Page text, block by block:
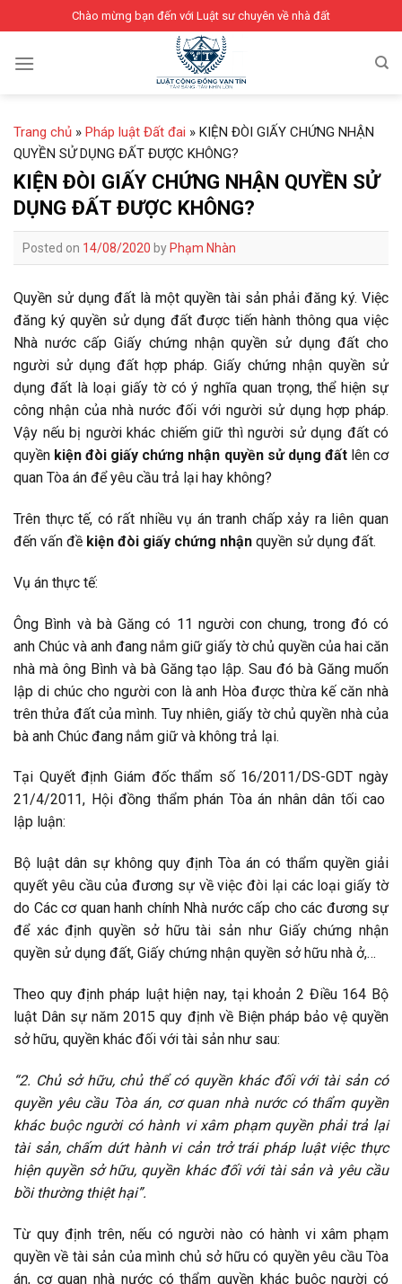
to
content
Chào mừng bạn đến với Luật sư chuyên về nhà đất
Trang chủ » Pháp luật Đất đai » KIỆN ĐÒI GIẤY CHỨNG NHẬN
QUYỀN SỬ DỤNG ĐẤT ĐƯỢC KHÔNG?
KIỆN ĐÒI GIẤY CHỨNG NHẬN QUYỀN SỬ
DỤNG ĐẤT ĐƯỢC KHÔNG?
Posted on 14/08/2020 by Phạm Nhàn
Quyền sử dụng đất là một quyền tài sản phải đăng ký. Việc
đăng ký quyền sử dụng đất được tiến hành thông qua việc
Nhà nước cấp Giấy chứng nhận quyền sử dụng đất cho
người sử dụng đất hợp pháp. Giấy chứng nhận quyền sử
dụng đất là loại giấy tờ có ý nghĩa quan trọng, thể hiện sự
công nhận của nhà nước đối với người sử dụng hợp pháp.
Vậy nếu bị người khác chiếm giữ thì người sử dụng đất có
quyền kiện đòi giấy chứng nhận quyền sử dụng đấtlên cơ
quan Tòa án để yêu cầu trả lại hay không?
Trên thực tế, có rất nhiều vụ án tranh chấp xảy ra liên quan
đến vấn đề kiện đòi giấy chứng nhận quyền sử dụng đất.
Vụ án thực tế:
Ông Bình và bà Găng có 11 người con chung, trong đó có
anh Chúc và anh đang nắm giữ giấy tờ chủ quyền của hai căn
nhà mà ông Bình và bà Găng tạo lập. Sau đó bà Găng muốn
lập di chúc cho người con là anh Hòa được thừa kế căn nhà
trên thửa đất của mình. Tuy nhiên, giấy tờ chủ quyền nhà của
bà anh Chúc đang nắm giữ và không trả lại.
Tại Quyết định Giám đốc thẩm số 16/2011/DS-GDT ngày
21/4/2011, Hội đồng thẩm phán Tòa án nhân dân tối cao
lập luận:
Bộ luật dân sự không quy định Tòa án có thẩm quyền giải
quyết yêu cầu của đương sự về việc đòi lại các loại giấy tờ
do Các cơ quan hanh chính Nhà nước cấp cho các đương sự
để xác định quyền sở hữu tài sản như Giấy chứng nhận
quyền sử dụng đất, Giấy chứng nhận quyền sở hữu nhà ở,…
Theo quy định pháp luật hiện nay, tại khoản 2 Điều 164 Bộ
luật Dân sự năm 2015 quy định về Biện pháp bảo vệ quyền
sở hữu, quyền khác đối với tài sản như sau:
“2. Chủ sở hữu, chủ thể có quyền khác đối với tài sản có
quyền yêu cầu Tòa án, cơ quan nhà nước có thẩm quyền
khác buộc người có hành vi xâm phạm quyền phải trả lại
tài sản, chấm dứt hành vi cản trở trái pháp luật việc thực
hiện quyền sở hữu, quyền khác đối với tài sản và yêu cầu
bồi thường thiệt hại”.
Từ quy định trên, nếu có người nào có hành vi xâm phạm
quyền về tài sản của mình chủ sở hữu có quyền yêu cầu Tòa
án, cơ quan nhà nước có thẩm quyền khác buộc người có